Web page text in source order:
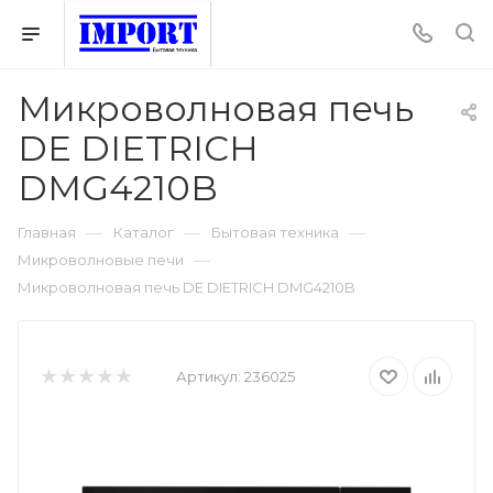
Микроволновая печь
DE DIETRICH
DMG4210B
Главная — Каталог — Бытовая техника —
Микроволновые печи —
Микроволновая печь DE DIETRICH DMG4210B
Артикул: 236025